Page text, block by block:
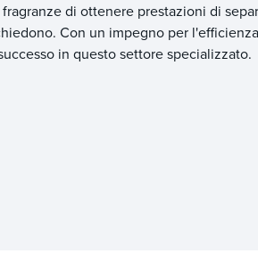
di ottenere prestazioni di
Con un impegno per
in questo settore specializzato.